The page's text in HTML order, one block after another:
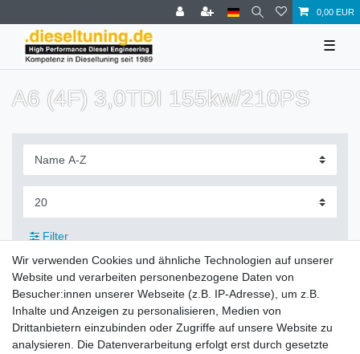
0,00 EUR
☰
A6 (4F) 3,0TDI 155kw/210PS
Filter
Zahlung und Versand
Wir verwenden Cookies und ähnliche Technologien auf unserer
Website und verarbeiten personenbezogene Daten von
Besucher:innen unserer Webseite (z.B. IP-Adresse), um z.B.
Inhalte und Anzeigen zu personalisieren, Medien von
Drittanbietern einzubinden oder Zugriffe auf unsere Website zu
analysieren. Die Datenverarbeitung erfolgt erst durch gesetzte